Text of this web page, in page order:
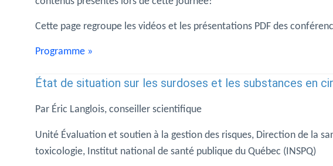
Cette page regroupe les vidéos et les présentations PDF des
Programme »
État de situation sur les surdoses et les substances en
Par Éric Langlois, conseiller scientifique
Unité Évaluation et soutien à la gestion des risques, Direction de la
toxicologie, Institut national de santé publique du Québec (INSPQ)